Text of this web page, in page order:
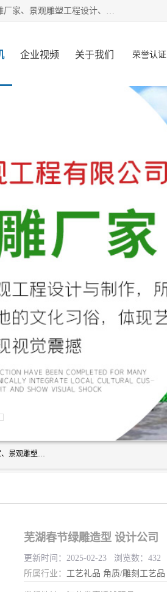
宿迁净澜天景观工程有限公司经营范围包括草雕、植物雕塑、景区绿雕、国庆绿雕、绿雕造型、绿雕厂家、景观雕塑工程设计、施工;绿化工程设计、施工、养护;绿化苗木、盆景种植、销售;是一家大型立体花坛草雕绿雕、五色草造型绿雕，仿真植物绿雕、稻草人工艺品、不锈钢雕塑等策划制作厂家，提供绿雕设计，制作,加工，及安装一站式服务。
企业视频 关于我们 荣誉认证
宿迁净澜天景观工程有限公司经营范围包括草雕、植物雕塑、景区绿雕、国庆绿雕、绿雕造型、绿雕厂家、景观雕塑工程设计、施工;绿化工程设计、施工、养护;绿化苗木、盆景种植、销售;是一家大型立体花坛草雕绿雕、五色草造型绿雕，仿真植物绿雕、稻草人工艺品、不锈钢雕塑等策划制作厂家，提供绿雕设计，制作,加工，及安装一站式服务。
芜湖春节绿雕造型 设计公司
更新时间：2025-02-23 浏览数：432
所属行业： 工艺礼品 角质/雕刻工艺品